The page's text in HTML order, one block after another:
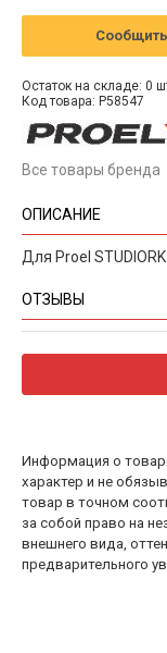
Остаток на складе: 0
Код товара: P58547
Все товары бренда
ОПИСАНИЕ
Для Proel
ОТЗЫВЫ
Информация о
характер и не
товар в точном
за собой право на
внешнего вида,
предварительного